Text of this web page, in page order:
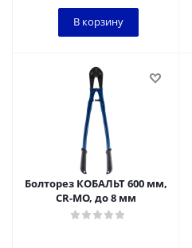
В корзину
Болторез КОБАЛЬТ 600 мм,
CR-MO, до 8 мм